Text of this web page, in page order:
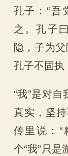
孔子：“吾
之。孔子
隐，子为
孔子不固执
“我”是对
真实，坚
传里说：
个“我”只是